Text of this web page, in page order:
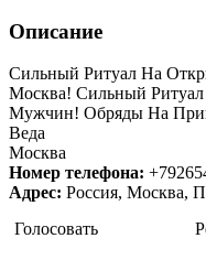
Описание
Сильный Ритуал На
Москва! Сильный
Мужчин! Обряды На
Веда
Москва
Номер телефона:
Адрес: Россия, Москва,
Голосовать